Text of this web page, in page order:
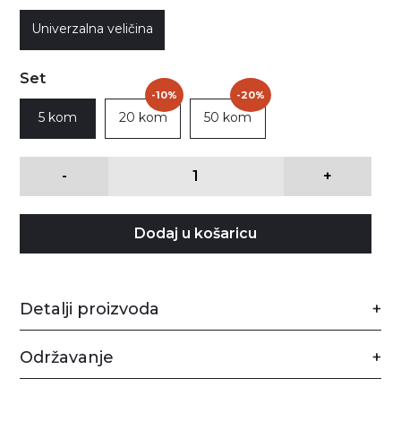
Univerzalna veličina
Set
5 kom 20 kom
-10%
50 kom
-20%
- +
Dodaj u košaricu
Detalji proizvoda
Održavanje